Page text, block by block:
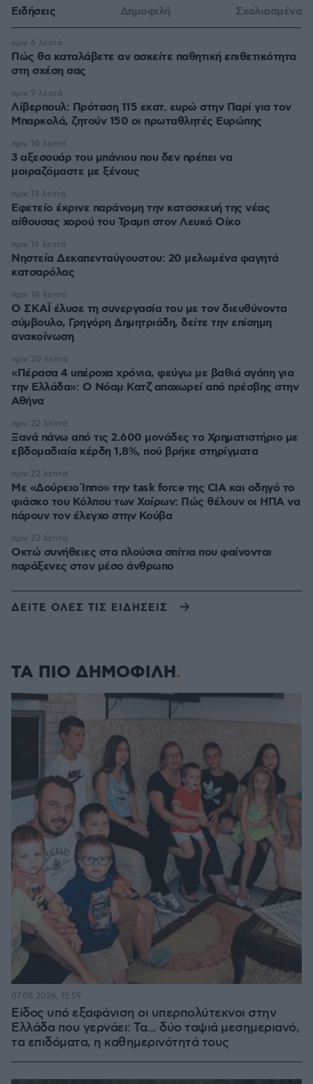
Ειδήσεις Δημοφιλή Σχολιασμένα
Πώς θα καταλάβετε αν ασκείτε παθητική επιθετικότητα
στη σχέση σας
πριν 6 λεπτά
Λίβερπουλ: Πρόταση 115 εκατ. ευρώ στην Παρί για τον
Μπαρκολά, ζητούν 150 οι πρωταθλητές Ευρώπης
πριν 9 λεπτά
3 αξεσουάρ του μπάνιου που δεν πρέπει να
μοιραζόμαστε με ξένους
πριν 10 λεπτά
Εφετείο έκρινε παράνομη την κατασκευή της νέας
αίθουσας χορού του Τραμπ στον Λευκό Οίκο
πριν 13 λεπτά
Νηστεία Δεκαπενταύγουστου: 20 μελωμένα φαγητά
κατσαρόλας
πριν 16 λεπτά
Ο ΣΚΑΪ έλυσε τη συνεργασία του με τον διευθύνοντα
σύμβουλο, Γρηγόρη Δημητριάδη, δείτε την επίσημη
ανακοίνωση
πριν 18 λεπτά
«Πέρασα 4 υπέροχα χρόνια, φεύγω με βαθιά αγάπη για
την Ελλάδα»: Ο Νόαμ Κατζ αποχωρεί από πρέσβης στην
Αθήνα
πριν 20 λεπτά
Ξανά πάνω από τις 2.600 μονάδες το Χρηματιστήριο με
εβδομαδιαία κέρδη 1,8%, πού βρήκε στηρίγματα
πριν 22 λεπτά
Με «Δούρειο Ίππο» την task force της CIA και οδηγό το
φιάσκο του Κόλπου των Χοίρων: Πώς θέλουν οι ΗΠΑ να
πάρουν τον έλεγχο στην Κούβα
πριν 22 λεπτά
Οκτώ συνήθειες στα πλούσια σπίτια που φαίνονται
παράξενες στον μέσο άνθρωπο
πριν 22 λεπτά
ΔΕΙΤΕ ΟΛΕΣ ΤΙΣ ΕΙΔΗΣΕΙΣ
ΤΑ ΠΙΟ ΔΗΜΟΦΙΛΗ
Είδος υπό εξαφάνιση οι υπερπολύτεκνοι στην
Ελλάδα που γερνάει: Τα... δύο ταψιά μεσημεριανό,
τα επιδόματα, η καθημερινότητά τους
07.08.2026, 15:59